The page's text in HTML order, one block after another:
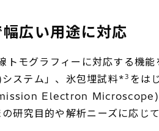
広い⽤途に対応
モグラフィーに対応する機
テム」、氷包埋試料*3 をは
Electron
研究目的や解析ニーズに応じ